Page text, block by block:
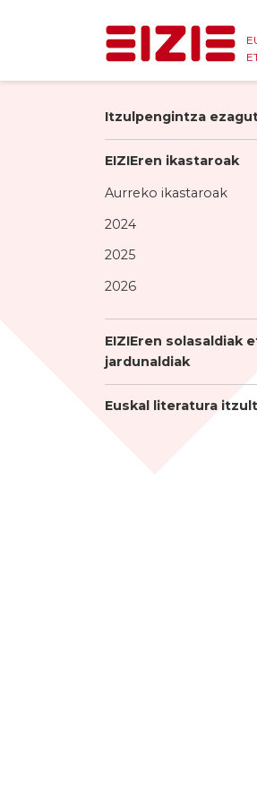
Itzulpengintza
EIZIEren ikastaroak
Aurreko ikastaroak
2024
2025
2026
EIZIEren solasaldiak
jardunaldiak
Euskal literatura